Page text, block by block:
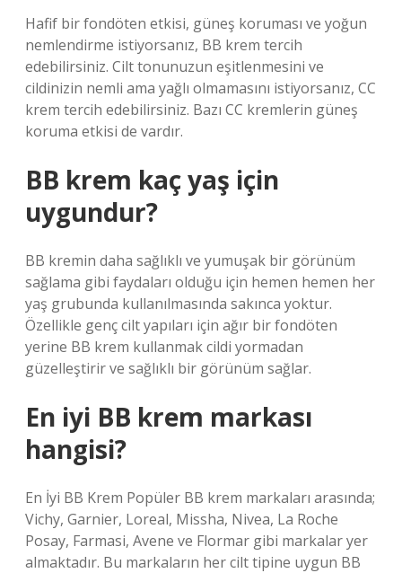
Hafif bir fondöten etkisi, güneş koruması ve yoğun
nemlendirme istiyorsanız, BB krem ​​tercih
edebilirsiniz. Cilt tonunuzun eşitlenmesini ve
cildinizin nemli ama yağlı olmamasını istiyorsanız, CC
krem ​​tercih edebilirsiniz. Bazı CC kremlerin güneş
koruma etkisi de vardır.
BB krem kaç yaş için
uygundur?
BB kremin daha sağlıklı ve yumuşak bir görünüm
sağlama gibi faydaları olduğu için hemen hemen her
yaş grubunda kullanılmasında sakınca yoktur.
Özellikle genç cilt yapıları için ağır bir fondöten
yerine BB krem ​​kullanmak cildi yormadan
güzelleştirir ve sağlıklı bir görünüm sağlar.
En iyi BB krem markası
hangisi?
En İyi BB Krem Popüler BB krem ​​markaları arasında;
Vichy, Garnier, Loreal, Missha, Nivea, La Roche
Posay, Farmasi, Avene ve Flormar gibi markalar yer
almaktadır. Bu markaların her cilt tipine uygun BB